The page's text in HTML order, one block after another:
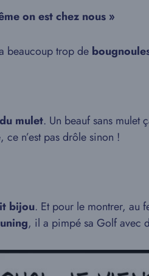
on est chez nous »
beaucoup trop de
mulet. Un beauf sans mulet
n’est pas drôle sinon !
bijou. Et pour le montrer, au
, il a pimpé sa Golf avec